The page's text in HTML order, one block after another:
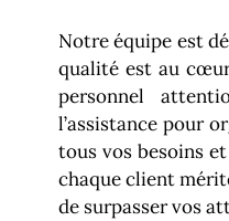
Notre équipe est
qualité est au
personnel
l’assistance pour
tous vos besoins
chaque client
de surpasser vos